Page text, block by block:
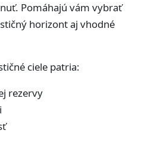
Pomáhajú vám vybrať
horizont aj vhodné
ciele patria:
rezervy